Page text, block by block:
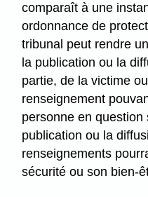
comparaît à une
ordonnance de
tribunal peut rendre
la publication ou la
partie, de la victime
renseignement
personne en
publication ou la
renseignements
sécurité ou son bien-